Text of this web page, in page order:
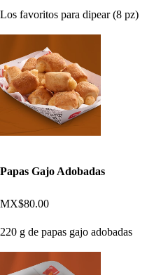
Los favoritos para dipear (8 pz)
Papas Gajo Adobadas
MX$80.00
220 g de papas gajo adobadas